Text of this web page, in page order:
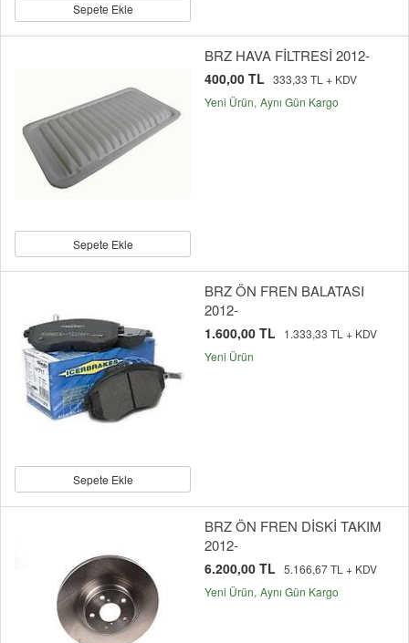
Sepete Ekle
Sepete Ekle
BRZ HAVA FİLTRESİ 2012-
400,00 TL 333,33 TL + KDV
Yeni Ürün Aynı Gün Kargo
Sepete Ekle
BRZ ÖN FREN BALATASI
2012-
1.600,00 TL
1.333,33 TL + KDV
Yeni Ürün
BRZ ÖN FREN DİSKİ TAKIM
2012-
6.200,00 TL 5.166,67 TL + KDV
Yeni Ürün Aynı Gün Kargo